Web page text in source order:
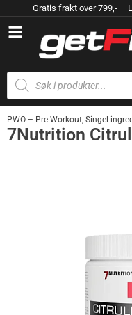
Gratis frakt over 799,-
PWO – Pre Workout, Singel
7Nutrition